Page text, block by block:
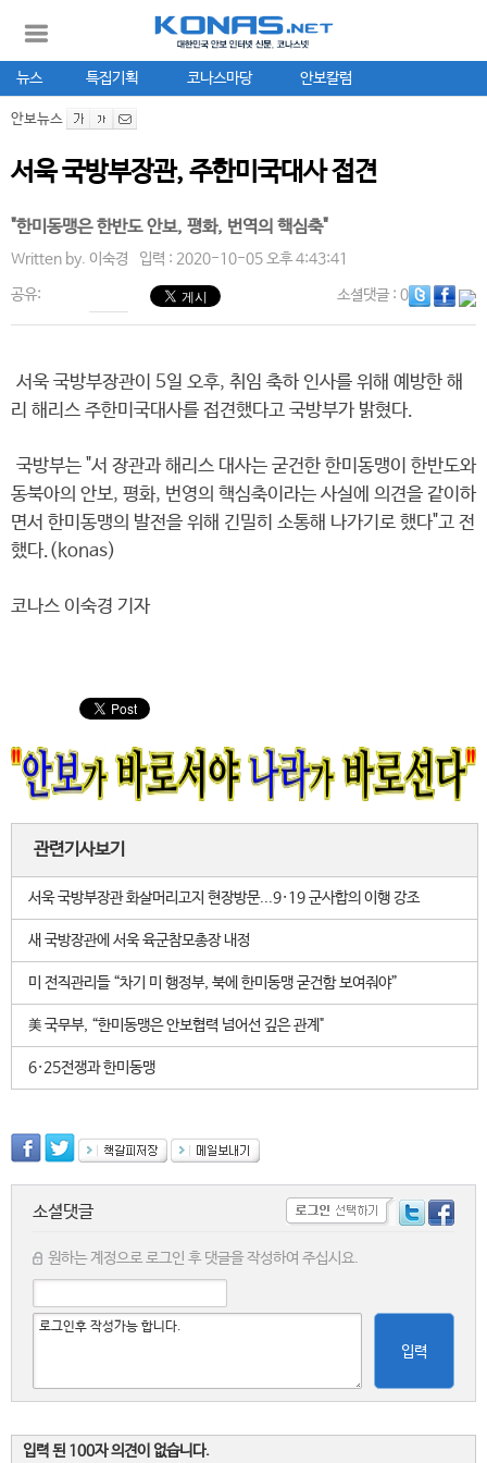
뉴스 특집기획 코나스마당 안보칼럼
안보뉴스
서욱 국방부장관, 주한미국대사 접견
"한미동맹은 한반도 안보, 평화, 번역의 핵심축"
Written by. 이숙경 입력 : 2020-10-05 오후 4:43:41
공유: 소셜댓글: 0
서욱 국방부장관이 5일 오후, 취임 축하 인사를 위해 예방한 해
리 해리스 주한미국대사를 접견했다고 국방부가 밝혔다.
국방부는 "서 장관과 해리스 대사는 굳건한 한미동맹이 한반도와
동북아의 안보, 평화, 번영의 핵심축이라는 사실에 의견을 같이하
면서 한미동맹의 발전을 위해 긴밀히 소통해 나가기로 했다"고 전
했다.(konas)
코나스 이숙경 기자
관련기사보기
서욱 국방부장관 화살머리고지 현장방문...9·19 군사합의 이행 강조
새 국방장관에 서욱 육군참모총장 내정
미 전직관리들 “차기 미 행정부, 북에 한미동맹 굳건함 보여줘야”
美 국무부, “한미동맹은 안보협력 넘어선 깊은 관계"
6·25전쟁과 한미동맹
소셜댓글
원하는 계정으로 로그인 후 댓글을 작성하여 주십시요.
입력
입력 된 100자 의견이 없습니다.